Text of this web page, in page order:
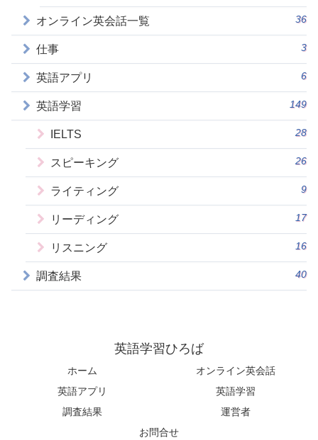
オンライン英会話一覧 36
仕事 3
英語アプリ 6
英語学習 149
IELTS 28
スピーキング 26
ライティング 9
リーディング 17
リスニング 16
調査結果 40
英語学習ひろば
ホーム
オンライン英会話
英語アプリ
英語学習
調査結果
運営者
お問合せ